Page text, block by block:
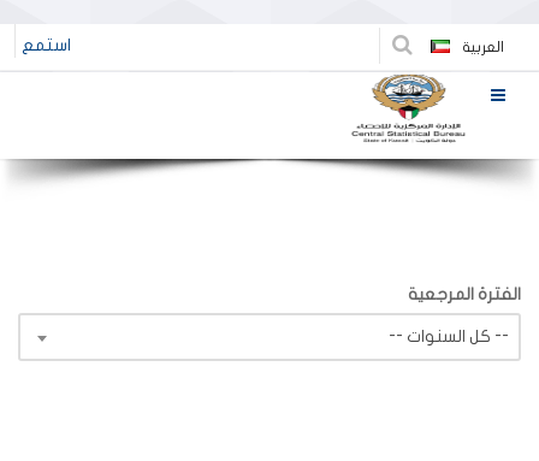
العربية استمع
الفترة المرجعية
-- كل السنوات --